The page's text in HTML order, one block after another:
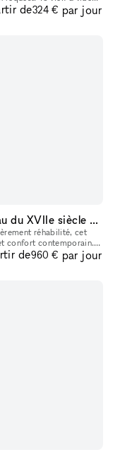
studi
de324 € par jour
Appartement d'exception - Château du XVIIe siècle face à la Marne
réhabilité, cet
confort contemporain.
Versaill
de960 € par jour